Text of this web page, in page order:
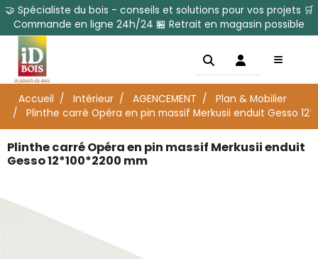
🤝 Spécialiste du bois - conseils et solutions pour vos projets 🛒
Commande en ligne 24h/24 🏪 Retrait en magasin possible
Accueil Intérieur AGENCEMENT
Plan & Mobilier
Plinthe carré Opéra en pin massif Merkusii enduit Gesso
Plinthe carré Opéra en pin massif Merkusii enduit
Gesso 12*100*2200 mm